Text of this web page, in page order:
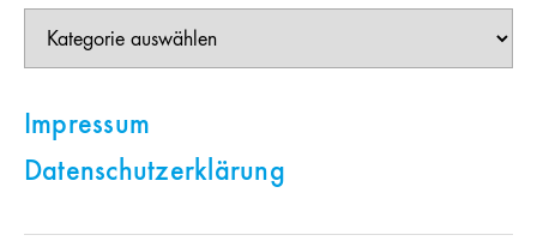
Impressum
Datenschutzerklärung